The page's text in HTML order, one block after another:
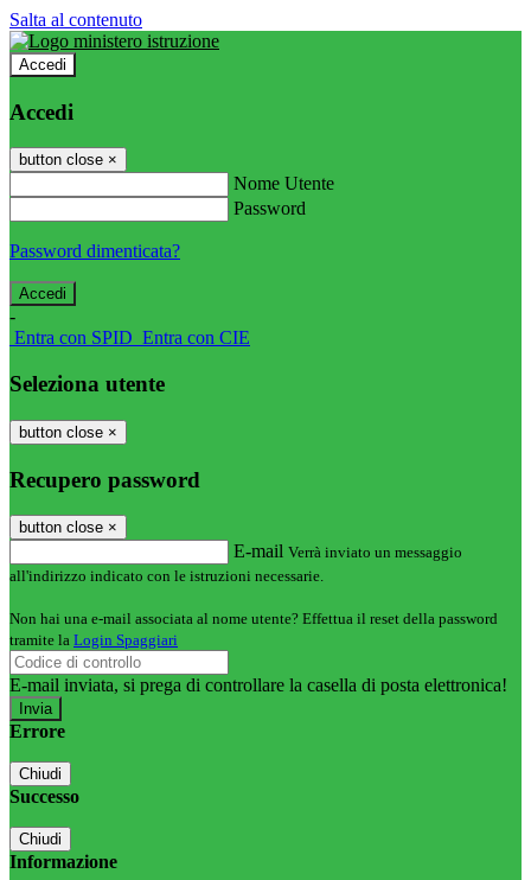
Salta al contenuto
Accedi
Accedi
button close ×
Nome Utente
Password
Password dimenticata?
-
Entra con SPID Entra con CIE
Seleziona utente
button close ×
Recupero password
button close ×
E-mail Verrà inviato un messaggio
all'indirizzo indicato con le istruzioni necessarie.
Non hai una e-mail associata al nome utente? Effettua il reset della password
tramite la Login Spaggiari
E-mail inviata, si prega di controllare la casella di posta elettronica!
Errore
Chiudi
Successo
Chiudi
Informazione